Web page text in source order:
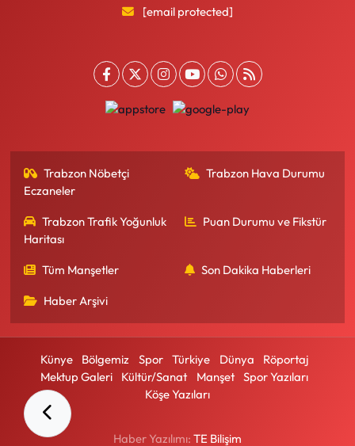
[email protected]
Trabzon Nöbetçi
Eczaneler
Trabzon Hava Durumu
Trabzon Trafik Yoğunluk
Haritası
Puan Durumu ve Fikstür
Tüm Manşetler Son Dakika Haberleri
Haber Arşivi
Künye Bölgemiz Spor Türkiye Dünya
Röportaj
Mektup Galeri
Kültür/Sanat Manşet
Spor Yazıları
Köşe Yazıları
Haber Yazılımı: TE Bilişim